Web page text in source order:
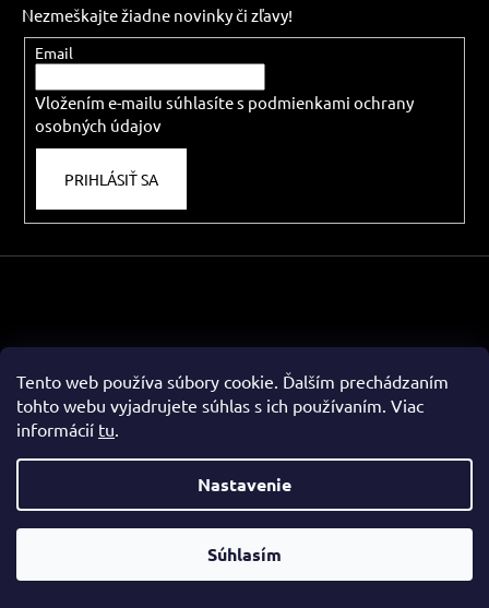
Tento web používa súbory cookie. Ďalším prechádzaním
tohto webu vyjadrujete súhlas s ich používaním. Viac
informácií tu.
Nastavenie
Súhlasím
a
c
i
e
p
v
ý
u
Nezmeškajte žiadne novinky či zľavy!
Email
Vložením e-mailu súhlasíte s podmienkami ochrany
osobných údajov
PRIHLÁSIŤ SA
Informácie pre vás
Vernostný program – Trnkoklub
Reklamačný poriadok